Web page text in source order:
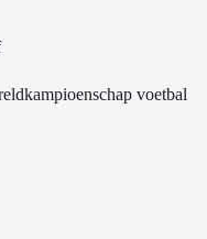
voetbal